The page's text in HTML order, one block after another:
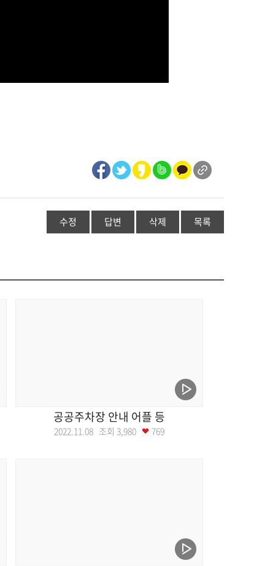
수정 답변 삭제 목록
공공주차장 안내 어플 등
2022.11.08 조회 3,980 769